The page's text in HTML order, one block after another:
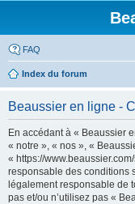
FAQ
Index du forum
Beaussier en ligne -
En accédant à « Beaussier
« notre », « nos », «
« https://
responsable des conditions
légalement responsable de
pas et/ou n’utilisez pas «